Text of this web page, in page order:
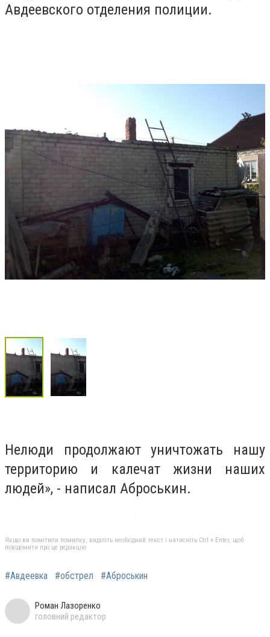
Авдеевского отделения полиции.
Нелюди продолжают уничтожать нашу
территорию и калечат жизни наших
людей», - написал Аброськин.
Якщо ви помітили помилку, виділіть необхідний текст і натисніть Ctrl + Enter, щоб
повідомити про це редакцію
#Авдеевка #обстрел #Аброськин
Роман Лазоренко
головний редактор